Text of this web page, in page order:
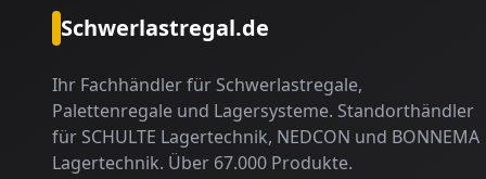
Schwerlastregal.de
Ihr Fachhändler für Schwerlastregale,
Palettenregale und Lagersysteme. Standorthändler
für SCHULTE Lagertechnik, NEDCON und BONNEMA
Lagertechnik. Über 67.000 Produkte.